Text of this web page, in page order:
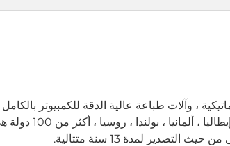
، وآلات طباعة عالية الدقة للكمبيوتر بالكامل
عالية السرعة لطباعة الكرتون. تم تصدير
لمدة 13 سنة متتالية.